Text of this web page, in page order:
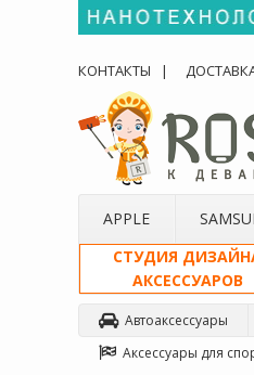
КОНТАКТЫ
APPLE
СТУДИЯ
АКСЕССУАРОВ
Автоаксессуары
Аксессуары для